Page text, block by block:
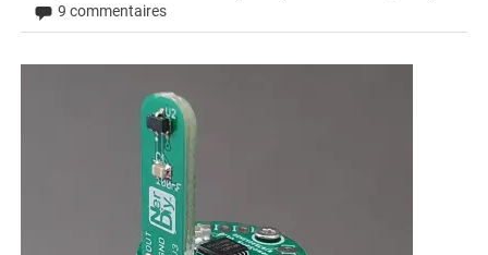
9 commentaires